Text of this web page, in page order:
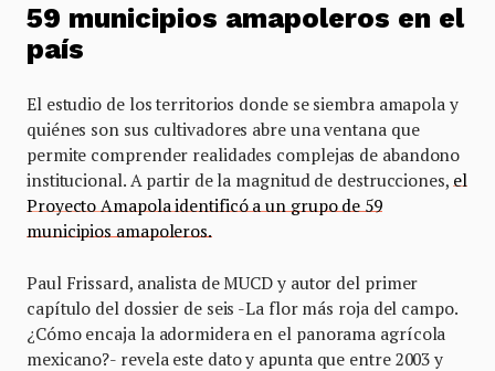
59 municipios amapoleros en el
país
El estudio de los territorios donde se siembra amapola y
quiénes son sus cultivadores abre una ventana que
permite comprender realidades complejas de abandono
institucional. A partir de la magnitud de destrucciones, el
Proyecto Amapola identificó a un grupo de 59
municipios amapoleros.
Paul Frissard, analista de MUCD y autor del primer
capítulo del dossier de seis -La flor más roja del campo.
¿Cómo encaja la adormidera en el panorama agrícola
mexicano?- revela este dato y apunta que entre 2003 y